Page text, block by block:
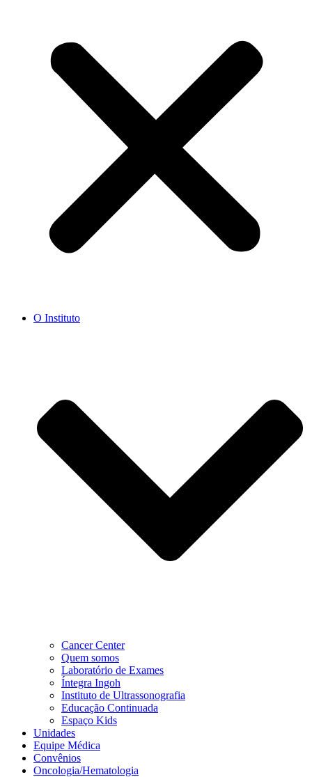
O Instituto
Cancer Center
Quem somos
Laboratório de Exames
Íntegra Ingoh
Instituto de Ultrassonografia
Educação Continuada
Espaço Kids
Unidades
Equipe Médica
Convênios
Oncologia/Hematologia